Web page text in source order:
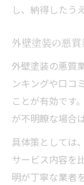
し、納得したう
外壁塗装の悪
外壁塗装の悪質
ンキングや口コ
ことが有効です
が不明瞭な場合
具体策としては
サービス内容を
明が丁寧な業者